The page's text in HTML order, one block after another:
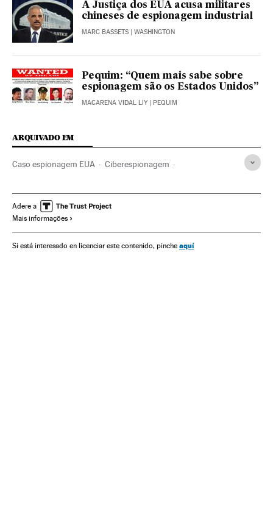
A Justiça dos EUA acusa militares
chineses de espionagem industrial
MARC BASSETS | WASHINGTON
Pequim: “Quem mais sabe sobre
espionagem são os Estados Unidos”
MACARENA VIDAL LIY | PEQUIM
ARQUIVADO EM
Caso espionagem EUA Ciberespionagem
Segurança internet Espionagem
Força segurança
Telecomunicações
Adere a
Mais informações
Si está interesado en licenciar este contenido, pinche aquí